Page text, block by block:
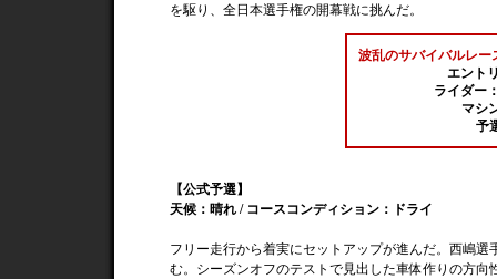
を駆り、全日本選手権の開幕戦に挑んだ。
波乱のサバイバルレー
エント
ライダー
マシ
予
【公式予選】
天候：晴れ / コースコンディション：ドライ
フリー走行から着実にセットアップが進んだ。西嶋
む。シーズンオフのテストで見出した車体作りの方